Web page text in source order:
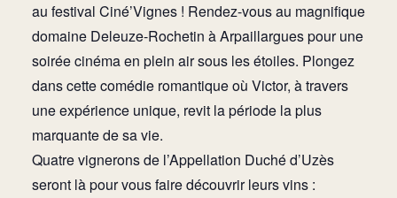
au festival Ciné’Vignes ! Rendez-vous au magnifique
domaine Deleuze-Rochetin à Arpaillargues pour une
soirée cinéma en plein air sous les étoiles. Plongez
dans cette comédie romantique où Victor, à travers
une expérience unique, revit la période la plus
marquante de sa vie.
Quatre vignerons de l’Appellation Duché d’Uzès
seront là pour vous faire découvrir leurs vins :